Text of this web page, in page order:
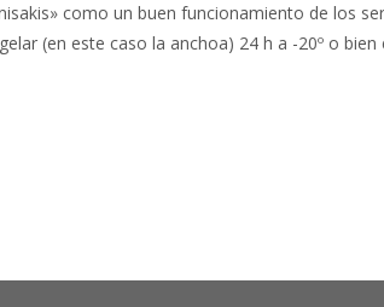
como un buen funcionamiento de los
(en este caso la anchoa) 24 h a -20º o